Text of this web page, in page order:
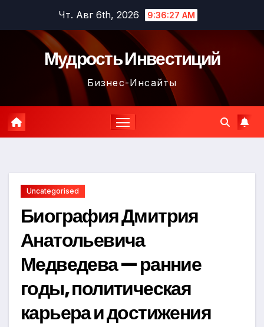
содержимому
Чт. Авг 6th, 2026 9:36:28 AM
Мудрость Инвестиций
Бизнес-Инсайты
Uncategorised
Биография Дмитрия
Анатольевича
Медведева — ранние
годы, политическая
карьера и достижения